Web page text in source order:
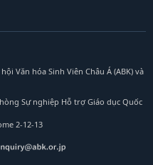
Văn hóa Sinh Viên Châu Á (ABK) và
Sự nghiệp Hỗ trợ Giáo dục Quốc
2-12-13